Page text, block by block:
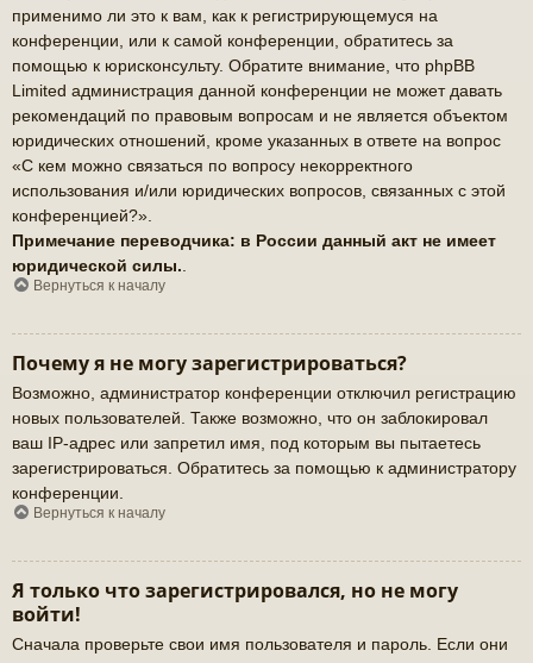
применимо ли это к вам, как к регистрирующемуся на
конференции, или к самой конференции, обратитесь за
помощью к юрисконсульту. Обратите внимание, что phpBB
Limited администрация данной конференции не может давать
рекомендаций по правовым вопросам и не является объектом
юридических отношений, кроме указанных в ответе на вопрос
«С кем можно связаться по вопросу некорректного
использования и/или юридических вопросов, связанных с этой
конференцией?».
Примечание переводчика: в России данный акт не имеет
юридической силы.
Вернуться к началу
Почему я не могу зарегистрироваться?
Возможно, администратор конференции отключил регистрацию
новых пользователей. Также возможно, что он заблокировал
ваш IP-адрес или запретил имя, под которым вы пытаетесь
зарегистрироваться. Обратитесь за помощью к администратору
конференции.
Вернуться к началу
Я только что зарегистрировался, но не могу
войти!
Сначала проверьте свои имя пользователя и пароль. Если они